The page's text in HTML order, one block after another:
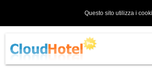
Questo sito utilizza i